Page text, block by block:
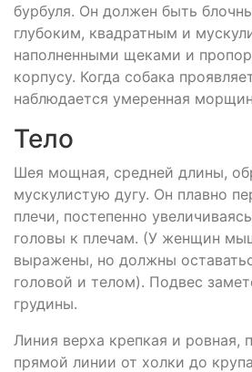
бурбуля. Он должен быть
глубоким, квадратным и
наполненными щеками и
корпусу. Когда собака
наблюдается умеренная
Тело
Шея мощная, средней длины,
мускулистую дугу. Он плавно
плечи, постепенно
головы к плечам. (У женщин
выражены, но должны
головой и телом). Подвес
грудины.
Линия верха крепкая и ровная,
прямой линии от холки до